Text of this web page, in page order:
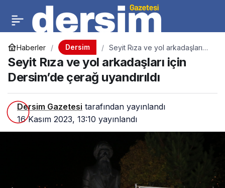
Haberler Dersim
Seyit Rıza ve yol arkadaşları
için Dersim’de çerağ uyandırıldı
Seyit Rıza ve yol arkadaşları için
Dersim’de çerağ uyandırıldı
Dersim Gazetesi tarafından yayınlandı
16 Kasım 2023, 13:10 yayınlandı